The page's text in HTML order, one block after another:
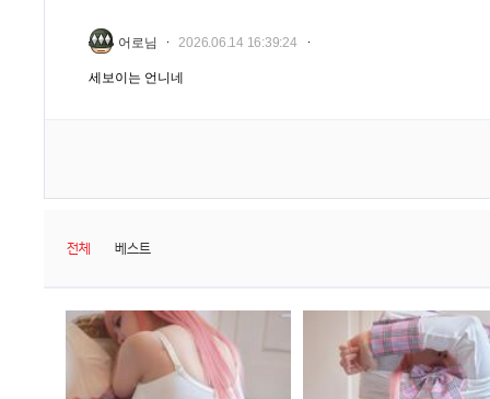
어로님 2026.06.14 16:39:24
세보이는 언니네
전체 베스트